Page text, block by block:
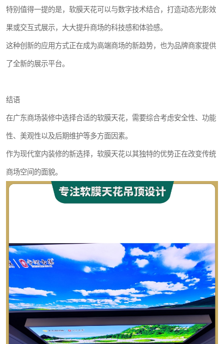
特别值得一提的是，软膜天花可以与数字技术结合，打造动态光影效
果或交互式展示，大大提升商场的科技感和体验感。
这种创新的应用方式正在成为高端商场的新趋势，也为品牌商家提供
了全新的展示平台。
结语
在广东商场装修中选择合适的软膜天花，需要综合考虑安全性、功能
性、美观性以及后期维护等多方面因素。
作为现代室内装修的新选择，软膜天花以其独特的优势正在改变传统
商场空间的面貌。